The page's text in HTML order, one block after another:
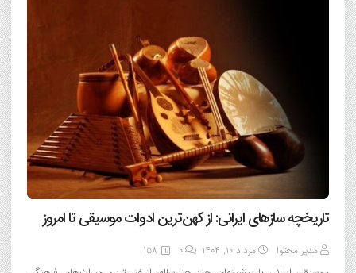
تاریخچه سازهای ایرانی: از کهن‌ترین ادوات موسیقی تا امروز
مدیر محتوا مرداد ۱۰, ۱۴۰۴ 0
158